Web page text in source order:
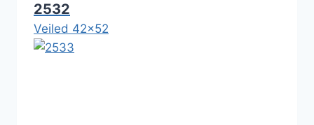
2532
Veiled 42x52